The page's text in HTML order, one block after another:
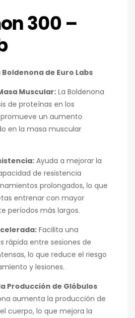
300 –
de Euro Labs
Muscular:La Boldenona
de proteínas en los
un aumento
en la masa muscular
Ayuda a mejorar la
de resistencia
prolongados, lo que
entrenar con mayor
períodos más largos.
Facilita una
rápida entre sesiones de
lo que reduce el riesgo
y lesiones.
Producción de Glóbulos
aumenta la producción de
cuerpo, lo que mejora la